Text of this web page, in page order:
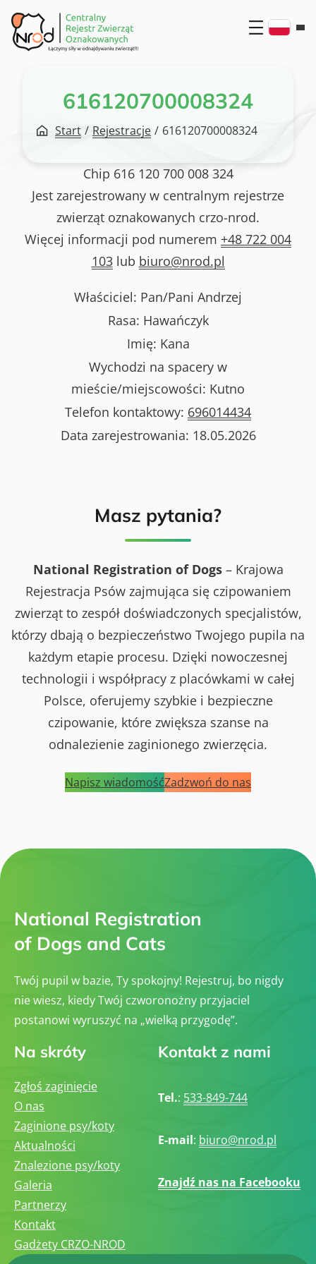
Przejdź
do
treści
616120700008324
Start / Rejestracje / 616120700008324
Chip 616 120 700 008 324
Jest zarejestrowany w centralnym rejestrze
zwierząt oznakowanych crzo-nrod.
Więcej informacji pod numerem +48 722 004
103lub biuro@nrod.pl
Właściciel: Pan/Pani Andrzej
Rasa: Hawańczyk
Imię: Kana
Wychodzi na spacery w
mieście/miejscowości: Kutno
Telefon kontaktowy: 696014434
Data zarejestrowania: 18.05.2026
Masz pytania?
National Registration of Dogs– Krajowa
Rejestracja Psów zajmująca się czipowaniem
zwierząt to zespół doświadczonych specjalistów,
którzy dbają o bezpieczeństwo Twojego pupila na
każdym etapie procesu. Dzięki nowoczesnej
technologii i współpracy z placówkami w całej
Polsce, oferujemy szybkie i bezpieczne
czipowanie, które zwiększa szanse na
odnalezienie zaginionego zwierzęcia.
Napisz wiadomośćZadzwoń do nas
National Registration
of Dogs and Cats
Twój pupil w bazie, Ty spokojny! Rejestruj, bo nigdy
nie wiesz, kiedy Twój czworonożny przyjaciel
postanowi wyruszyć na „wielką przygodę”.
Na skróty
Zgłoś zaginięcie
O nas
Zaginione psy/koty
Aktualności
Znalezione psy/koty
Galeria
Partnerzy
Kontakt
Gadżety CRZO-NROD
Kontakt z nami
Tel.: 533-849-744
E-mail: biuro@nrod.pl
Znajdź nas na Facebooku